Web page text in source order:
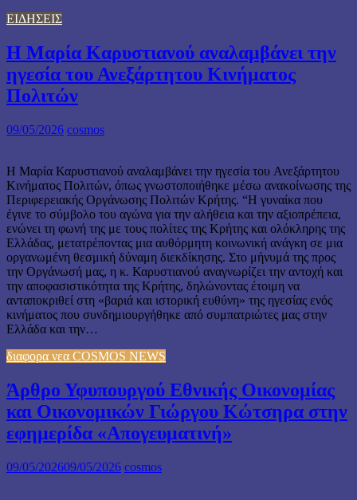
ΕΙΔΗΣΕΙΣ
Η Μαρία Καρυστιανού αναλαμβάνει την
ηγεσία του Ανεξάρτητου Κινήματος
Πολιτών
09/05/2026 cosmos
Η Μαρία Καρυστιανού αναλαμβάνει την ηγεσία του Ανεξάρτητου
Κινήματος Πολιτών, όπως γνωστοποιήθηκε μέσω ανακοίνωσης της
Περιφερειακής Οργάνωσης Πολιτών Κρήτης. “Η γυναίκα που
έγινε το σύμβολο του αγώνα για την αλήθεια και την αξιοπρέπεια,
ενώνει τη φωνή της με τους πολίτες της Κρήτης και ολόκληρης της
Ελλάδας, μετατρέποντας μια αυθόρμητη κοινωνική ανάγκη σε μια
οργανωμένη θεσμική δύναμη διεκδίκησης. Στο μήνυμά της προς
την Οργάνωσή μας, η κ. Καρυστιανού αναγνωρίζει την αντοχή και
την αποφασιστικότητα της Κρήτης, δηλώνοντας έτοιμη να
ανταποκριθεί στη «βαριά και ιστορική ευθύνη» της ηγεσίας ενός
κινήματος που συνδημιουργήθηκε από συμπατριώτες μας στην
Ελλάδα και την…
διαφορα νεα COSMOS NEWS
Άρθρο Υφυπουργού Εθνικής Οικονομίας
και Οικονομικών Γιώργου Κώτσηρα στην
εφημερίδα «Απογευματινή»
09/05/202609/05/2026 cosmos